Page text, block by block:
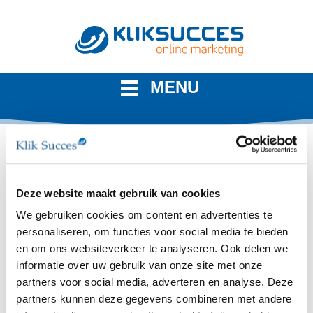
Deze website maakt gebruik van cookies
We gebruiken cookies om content en advertenties te
personaliseren, om functies voor social media te bieden
en om ons websiteverkeer te analyseren. Ook delen we
informatie over uw gebruik van onze site met onze
partners voor social media, adverteren en analyse. Deze
partners kunnen deze gegevens combineren met andere
MENU
Inloggen bij Google Ads
Inloggen en wachtwoord
aanpassen bij Google Ads
Soms krijgen we de vraag hoe u kunt inloggen bij
Google Ads. Men weet de url/pagina dan niet waar u
moet inloggen. Om in te loggen bij Google gaat u
naar
ads.google.com